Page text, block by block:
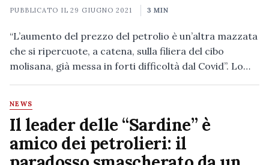
PUBBLICATO IL29 GIUGNO 2021 3 MIN
“L’aumento del prezzo del petrolio è un’altra mazzata
che si ripercuote, a catena, sulla filiera del cibo
molisana, già messa in forti difficoltà dal Covid”. Lo…
NEWS
Il leader delle “Sardine” è
amico dei petrolieri: il